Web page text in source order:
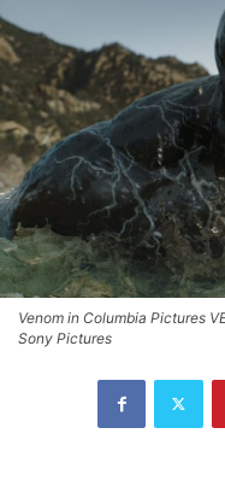
Venom in Columbia Pictures
Sony Pictures